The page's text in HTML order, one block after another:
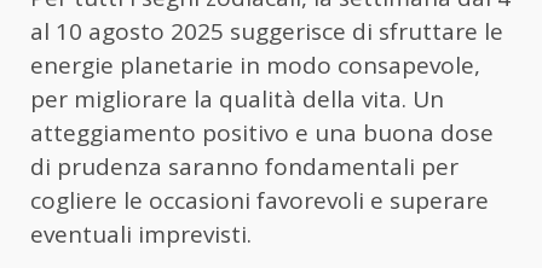
al 10 agosto 2025 suggerisce di sfruttare le
energie planetarie in modo consapevole,
per migliorare la qualità della vita. Un
atteggiamento positivo e una buona dose
di prudenza saranno fondamentali per
cogliere le occasioni favorevoli e superare
eventuali imprevisti.